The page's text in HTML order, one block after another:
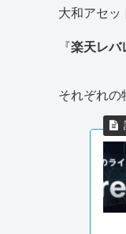
大和アセッ
『楽天レバ
それぞれの